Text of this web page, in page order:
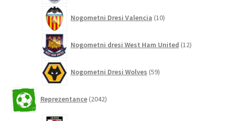
Nogometni Dresi Valencia 10izdelkov
Nogometni dresi West Ham United 12izdelkov
Nogometni Dresi Wolves 59izdelkov
Reprezentance 2042izdelkov